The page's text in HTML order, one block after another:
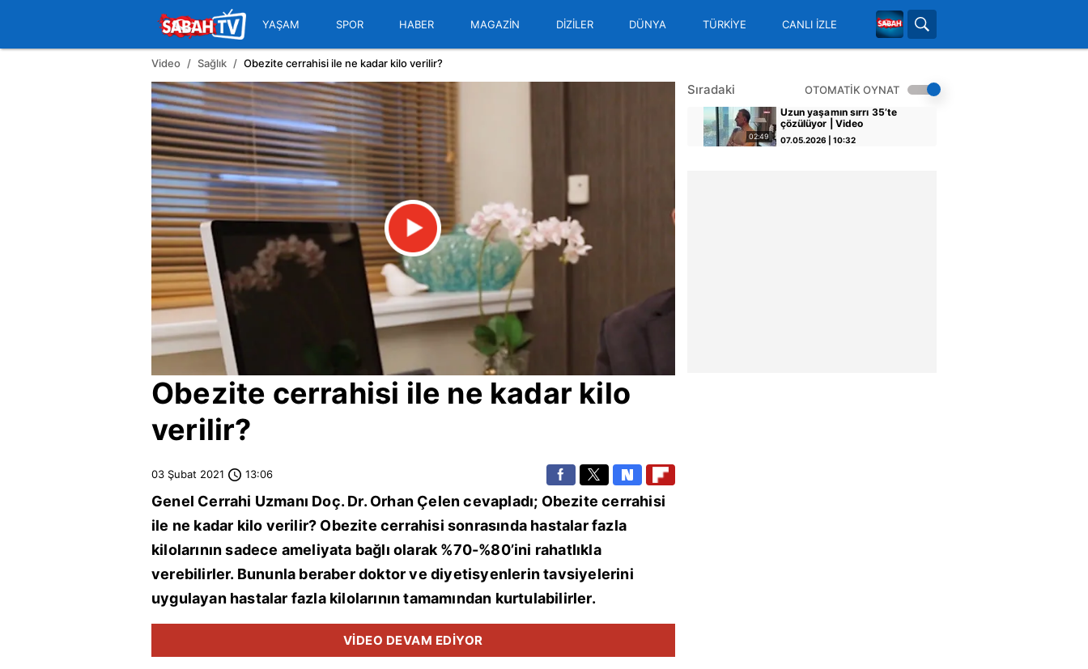
YAŞAM SPOR HABER MAGAZİN DİZİLER DÜNYA TÜRKİYE CANLI İZLE
Video Sağlık Obezite cerrahisi ile ne kadar kilo verilir?
Obezite cerrahisi ile ne kadar kilo
verilir?
03 Şubat 2021 13:06
Genel Cerrahi Uzmanı Doç. Dr. Orhan Çelen cevapladı; Obezite cerrahisi
ile ne kadar kilo verilir? Obezite cerrahisi sonrasında hastalar fazla
kilolarının sadece ameliyata bağlı olarak %70-%80’ini rahatlıkla
verebilirler. Bununla beraber doktor ve diyetisyenlerin tavsiyelerini
uygulayan hastalar fazla kilolarının tamamından kurtulabilirler.
VİDEO DEVAM EDİYOR
Sıradaki OTOMATİK OYNAT
02:49
Uzun yaşamın sırrı 35’te
çözülüyor | Video
07.05.2026 | 10:32